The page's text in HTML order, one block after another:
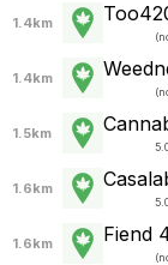
1.4km
(
1.4km
(
1.5km
1.6km
1.6km Fiend
(